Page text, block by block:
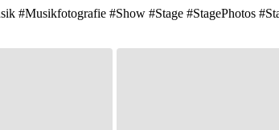
#Show #Stage #StagePhotos